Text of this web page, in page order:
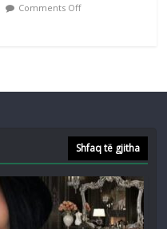
Comments Off
Shfaq të gjitha